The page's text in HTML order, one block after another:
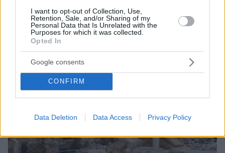
I want to opt-out of Collection, Use,
Retention, Sale, and/or Sharing of my
Personal Data that Is Unrelated with the
Purposes for which it was collected.
Opted In
Google consents
CONFIRM
Data Deletion Data Access Privacy Policy
ΤΑ ΠΙΟ ΔΗΜΟΦΙΛΗ